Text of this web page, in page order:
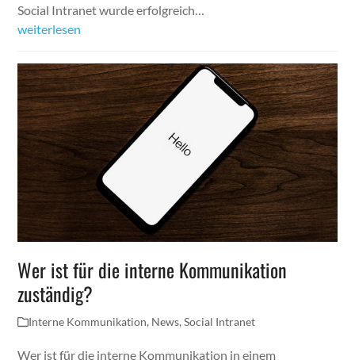
Social Intranet wurde erfolgreich…
weiterlesen
Wer ist für die interne Kommunikation
zuständig?
Interne Kommunikation, News,Social Intranet
Wer ist für die interne Kommunikation in einem